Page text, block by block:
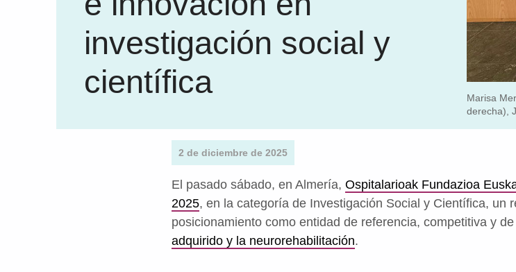
investigación social y
científica
Marisa
derecha),
2 de diciembre de 2025
El pasado sábado, en Almería, Ospitalarioak Fundazioa
2025, en la categoría de Investigación Social y Científica, un
posicionamiento como entidad de referencia, competitiva y
adquirido y la neurorehabilitación.